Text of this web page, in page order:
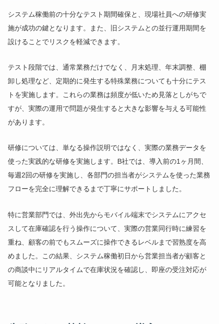
システム稼働前の十分なテスト期間確保と、現場社員への研修実
施が成功の鍵となります。また、旧システムとの並行運用期間を
設けることでリスクを軽減できます。
テスト段階では、通常業務だけでなく、月末処理、年末調整、棚
卸し処理など、定期的に発生する特殊業務についても十分にテス
トを実施します。これらの業務は頻度が低いため見落としがちで
すが、実際の運用で問題が発生すると大きな影響を与える可能性
があります。
研修については、単なる操作説明ではなく、実際の業務データを
使った実践的な研修を実施します。B社では、導入前の1ヶ月間、
毎週2回の研修を実施し、各部門の担当者がシステムを使った業務
フローを完全に理解できるまで丁寧にサポートしました。
特に営業部門では、外出先からモバイル端末でシステムにアクセ
スして在庫確認を行う操作について、実際の営業同行時に練習を
重ね、顧客の前でもスムーズに操作できるレベルまで習熟度を高
めました。この結果、システム稼働初日から営業担当者が顧客と
の商談中にリアルタイムで在庫状況を確認し、即座の受注対応が
可能となりました。